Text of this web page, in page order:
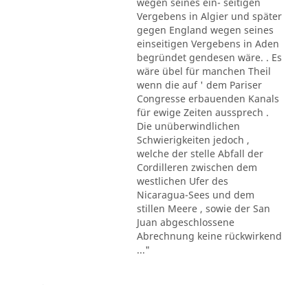
Vergebens in Algier und später
gegen England wegen seines
einseitigen Vergebens in Aden
begründet gendesen wäre. . Es
wäre übel für manchen Theil
wenn die auf ' dem Pariser
Congresse erbauenden Kanals
für ewige Zeiten aussprech .
Die unüberwindlichen
Schwierigkeiten jedoch ,
welche der stelle Abfall der
Cordilleren zwischen dem
westlichen Ufer des
Nicaragua-Sees und dem
stillen Meere , sowie der San
Juan abgeschlossene
Abrechnung keine rückwirkend
..."